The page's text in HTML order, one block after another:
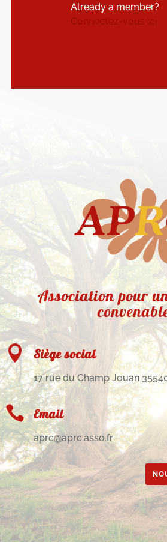
Already a member?
Association pour
 Siège social
17 rue du Champ Jouan
 Email
aprc@aprc.asso.fr